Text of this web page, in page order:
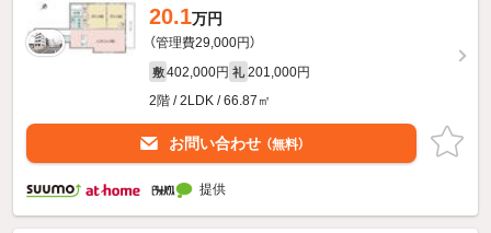
20.1万円
（管理費29,000円）
敷 402,000円 礼 201,000円
2階 / 2LDK / 66.87㎡
お問い合わせ （無料）
提供